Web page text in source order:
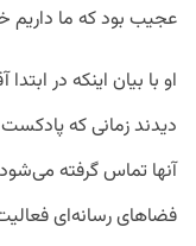
عجیب بود که ما داریم
او با بیان اینکه در
دیدند زمانی که
آنها تماس گرفته
فضاهای رسانه‌ای